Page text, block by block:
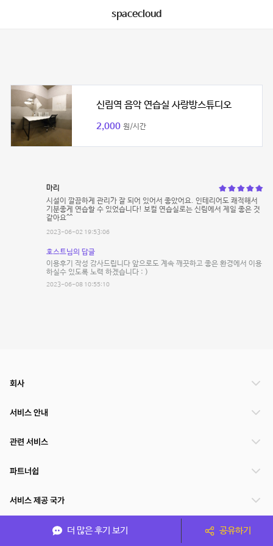
spacecloud
신림역 음악 연습실 사랑방스튜디오
2,000 원/시간
마리
시설이 깔끔하게 관리가 잘 되어 있어서 좋았어요. 인테리어도 쾌적해서
기분좋게 연습할 수 있었습니다! 보컬 연습실로는 신림에서 제일 좋은 것
같아요^^
2023-06-02 19:53:06
호스트님의 답글
이용후기 작성 감사드립니다 앞으로도 계속 깨끗하고 좋은 환경에서 이용
하실수 있도록 노력 하겠습니다 : )
2023-06-08 10:55:10
더 많은 후기 보기 공유하기
회사
서비스 안내
관련 서비스
파트너쉽
서비스 제공 국가